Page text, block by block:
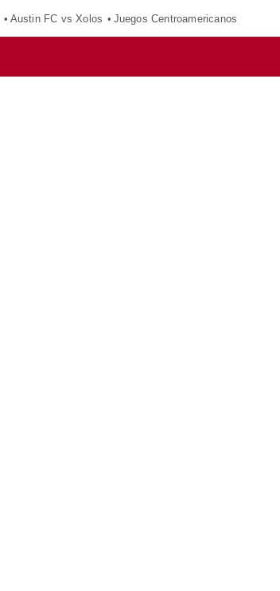
Austin FC vs Xolos Juegos Centroamericanos